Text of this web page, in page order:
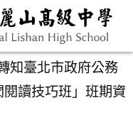
知臺北市政府公務
讀技巧班」班期資